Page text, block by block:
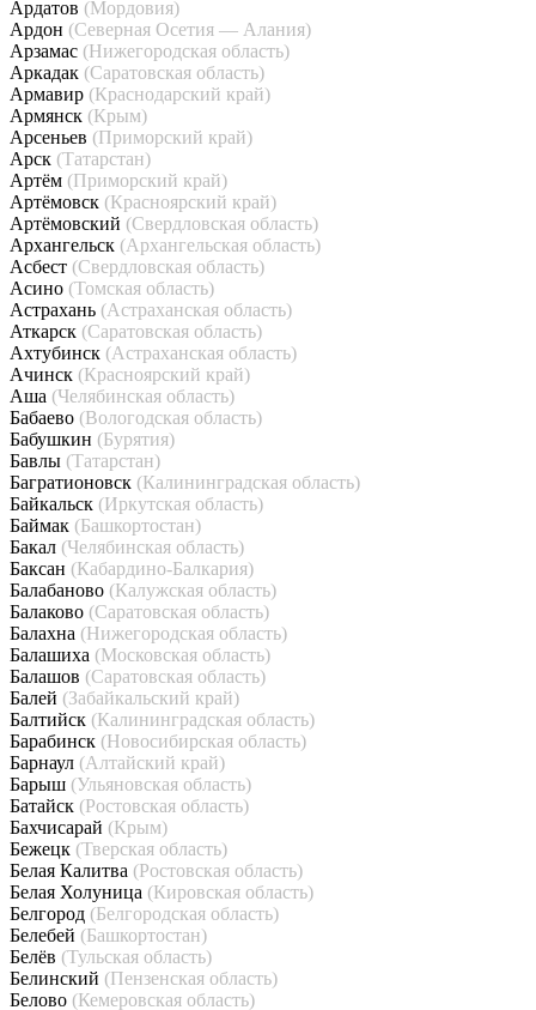
Ардатов (Мордовия)
Ардон (Северная Осетия — Алания)
Арзамас (Нижегородская область)
Аркадак (Саратовская область)
Армавир (Краснодарский край)
Армянск (Крым)
Арсеньев (Приморский край)
Арск (Татарстан)
Артём (Приморский край)
Артёмовск (Красноярский край)
Артёмовский (Свердловская область)
Архангельск (Архангельская область)
Асбест (Свердловская область)
Асино (Томская область)
Астрахань (Астраханская область)
Аткарск (Саратовская область)
Ахтубинск (Астраханская область)
Ачинск (Красноярский край)
Аша (Челябинская область)
Бабаево (Вологодская область)
Бабушкин (Бурятия)
Бавлы (Татарстан)
Багратионовск (Калининградская область)
Байкальск (Иркутская область)
Баймак (Башкортостан)
Бакал (Челябинская область)
Баксан (Кабардино-Балкария)
Балабаново (Калужская область)
Балаково (Саратовская область)
Балахна (Нижегородская область)
Балашиха (Московская область)
Балашов (Саратовская область)
Балей (Забайкальский край)
Балтийск (Калининградская область)
Барабинск (Новосибирская область)
Барнаул (Алтайский край)
Барыш (Ульяновская область)
Батайск (Ростовская область)
Бахчисарай (Крым)
Бежецк (Тверская область)
Белая Калитва (Ростовская область)
Белая Холуница (Кировская область)
Белгород (Белгородская область)
Белебей (Башкортостан)
Белёв (Тульская область)
Белинский (Пензенская область)
Белово (Кемеровская область)